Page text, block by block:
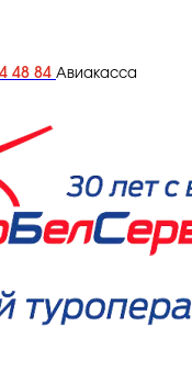
48 84 Авиакасса